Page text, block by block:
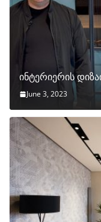
ინტერიერის
June 3, 2023